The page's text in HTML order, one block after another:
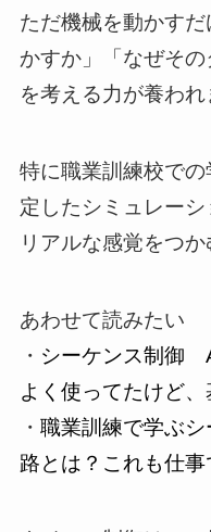
ただ機械を動かす
かすか」「なぜその
を考える力が養われ
特に職業訓練校で
定したシミュレー
リアルな感覚をつか
あわせて読みたい
・ シーケンス制御
よく使ってたけど
・ 職業訓練で学ぶ
路とは？これも仕事